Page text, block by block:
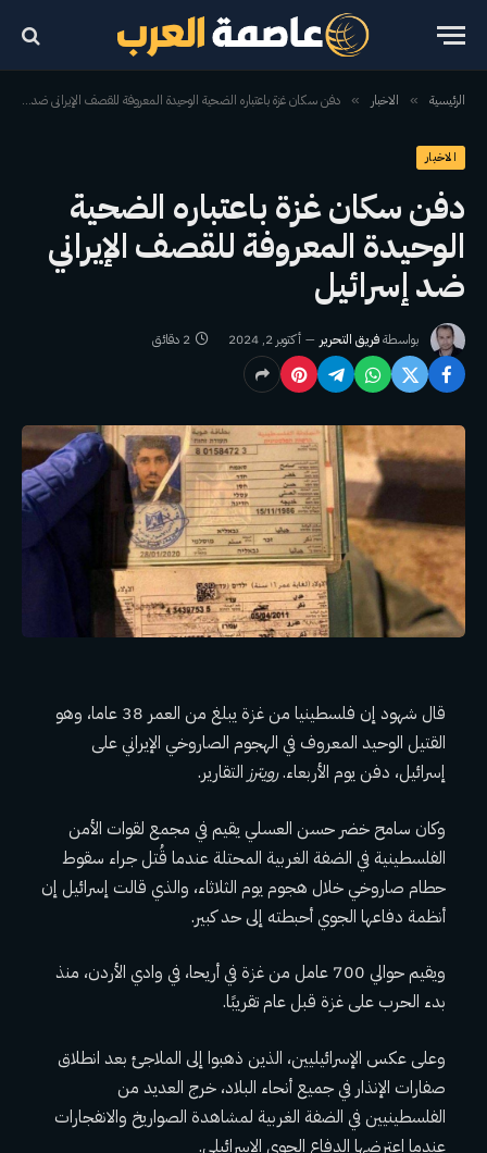
الرئيسية » الاخبار » دفن سكان غزة باعتباره الضحية الوحيدة المعروفة للقصف الإيراني ضد إسرائيل
الاخبار
دفن سكان غزة باعتباره الضحية
الوحيدة المعروفة للقصف الإيراني
ضد إسرائيل
بواسطةفريق التحرير أكتوبر 2, 2024 2 دقائق
قال شهود إن فلسطينيا من غزة يبلغ من العمر 38 عاما، وهو
القتيل الوحيد المعروف في الهجوم الصاروخي الإيراني على
إسرائيل، دفن يوم الأربعاء.رويترز التقارير.
وكان سامح خضر حسن العسلي يقيم في مجمع لقوات الأمن
الفلسطينية في الضفة الغربية المحتلة عندما قُتل جراء سقوط
حطام صاروخي خلال هجوم يوم الثلاثاء، والذي قالت إسرائيل إن
أنظمة دفاعها الجوي أحبطته إلى حد كبير.
ويقيم حوالي 700 عامل من غزة في أريحا، في وادي الأردن، منذ
بدء الحرب على غزة قبل عام تقريبًا.
وعلى عكس الإسرائيليين، الذين ذهبوا إلى الملاجئ بعد انطلاق
صفارات الإنذار في جميع أنحاء البلاد، خرج العديد من
الفلسطينيين في الضفة الغربية لمشاهدة الصواريخ والانفجارات
عندما اعترضها الدفاع الجوي الإسرائيلي.